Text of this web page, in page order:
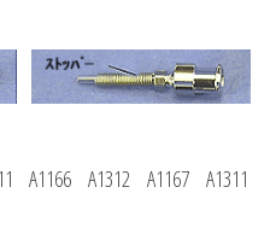
A1166 A1312 A1167 A1311